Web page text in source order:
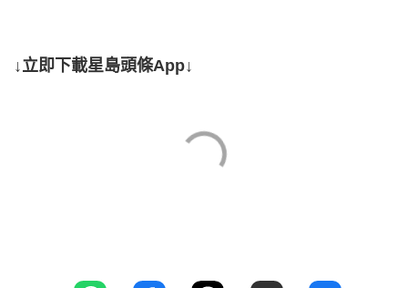
↓立即下載星島頭條App↓